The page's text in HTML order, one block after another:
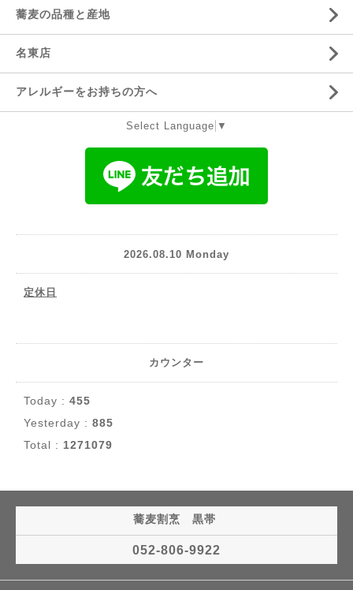
蕎麦の品種と産地
名東店
アレルギーをお持ちの方へ
Select Language ▼
2026.08.10 Monday
定休日
カウンター
Today : 455
Yesterday : 885
Total : 1271079
蕎麦割烹 黒帯
052-806-9922